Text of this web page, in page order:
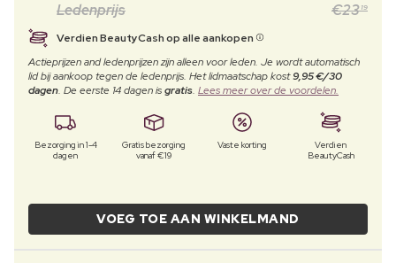
Ledenprijs €23 19
Verdien BeautyCash op alle aankopen
Actieprijzen and ledenprijzen zijn alleen voor leden. Je wordt automatisch
lid bij aankoop tegen de ledenprijs. Het lidmaatschap kost9,95 €/30
dagen. De eerste 14 dagen isgratis. Lees meer over de voordelen.
Bezorging in 1-4
dagen
Gratis bezorging
vanaf €19
Vaste korting
Verdien
BeautyCash
VOEG TOE AAN WINKELMAND